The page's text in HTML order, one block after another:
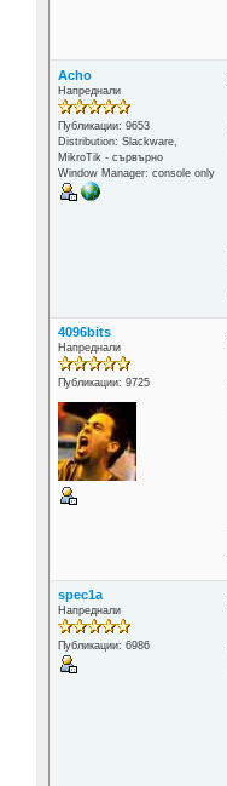
Acho
Напреднали
Публикации: 9653
Distribution: Slackware,
MikroTik - сървърно
Window Manager: console only
4096bits
Напреднали
Публикации: 9725
spec1a
Напреднали
Публикации: 6986